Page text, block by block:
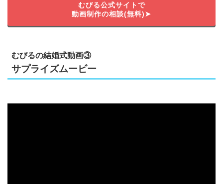
むびる公式サイトで
動画制作の相談(無料)➤
むびるの結婚式動画③
サプライズムービー